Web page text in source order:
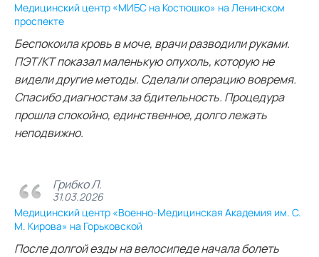
Медицинский центр «МИБС на Костюшко» на Ленинском
проспекте
Беспокоила кровь в моче, врачи разводили руками.
ПЭТ/КТ показал маленькую опухоль, которую не
видели другие методы. Сделали операцию вовремя.
Спасибо диагностам за бдительность. Процедура
прошла спокойно, единственное, долго лежать
неподвижно.
Грибко Л.
31.03.2026
Медицинский центр «Военно-Медицинская Академия им. С.
М. Кирова» на Горьковской
После долгой езды на велосипеде начала болеть